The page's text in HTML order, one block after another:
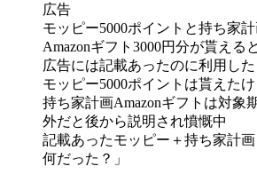
広告
モッピー5000ポイントと持ち家
Amazonギフト3000円分が貰えると
広告には記載あったのに利用した
モッピー5000ポイントは貰えた
持ち家計画Amazonギフトは対象
外だと後から説明され憤慨中
記載あったモッピー＋持ち家計画
何だった？」